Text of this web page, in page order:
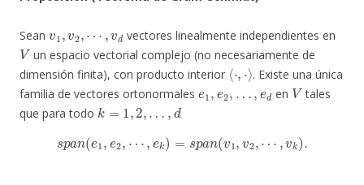
Sean vectores linealmente independientes en
V
un espacio vectorial complejo (no necesariamente de
dimensión finita), con producto interior
⟨⋅,⋅⟩
. Existe una única
familia de vectores ortonormales
e1,e 2, … ,e d
en
V
tales
que para todo
k=1 ,2,…,d
span e1 ⋯,ek span(v1 v2 k).